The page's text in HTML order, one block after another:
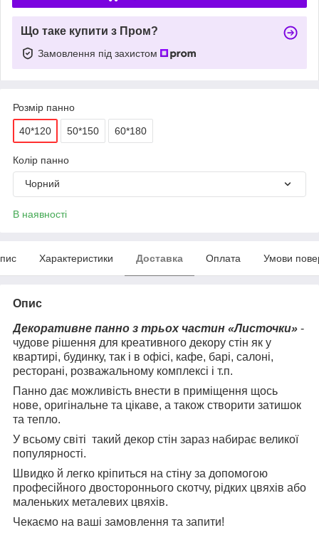
Що таке купити з Пром?
Замовлення під захистом
Розмір панно
40*120 50*150 60*180
Колір панно
Чорний
В наявності
Характеристики Доставка Оплата Умови
Опис
Декоративне панно з трьох частин «Листочки» -
чудове рішення для креативного декору стін як у
квартирі, будинку, так і в офісі, кафе, барі, салоні,
ресторані, розважальному комплексі і т.п.
Панно дає можливість внести в приміщення щось
нове, оригінальне та цікаве, а також створити затишок
та тепло.
У всьому світі такий декор стін зараз набирає великої
популярності.
Швидко й легко кріпиться на стіну за допомогою
професійного двостороннього скотчу, рідких цвяхів або
маленьких металевих цвяхів.
Чекаємо на ваші замовлення та запити!